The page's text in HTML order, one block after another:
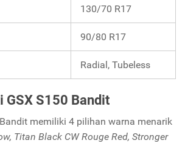
130/70 R17
90/80 R17
Radial, Tubeless
GSX S150 Bandit
memiliki 4 pilihan warna menarik
Titan Black CW Rouge Red, Stronger